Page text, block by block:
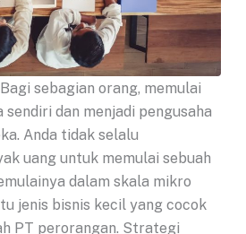
Bagi sebagian orang, memulai
sendiri dan menjadi pengusaha
Anda tidak selalu
uang untuk memulai sebuah
dalam skala mikro
jenis bisnis kecil yang cocok
PT perorangan. Strategi